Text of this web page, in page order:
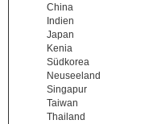
China
Indien
Japan
Kenia
Südkorea
Neuseeland
Singapur
Taiwan
Thailand